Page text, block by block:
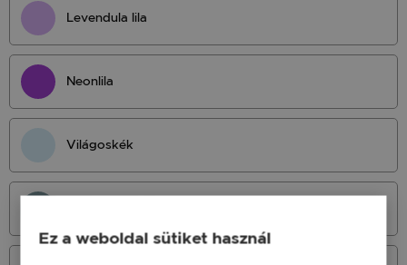
Levendula lila
Neonlila
Világoskék
Ez a weboldal sütiket használ